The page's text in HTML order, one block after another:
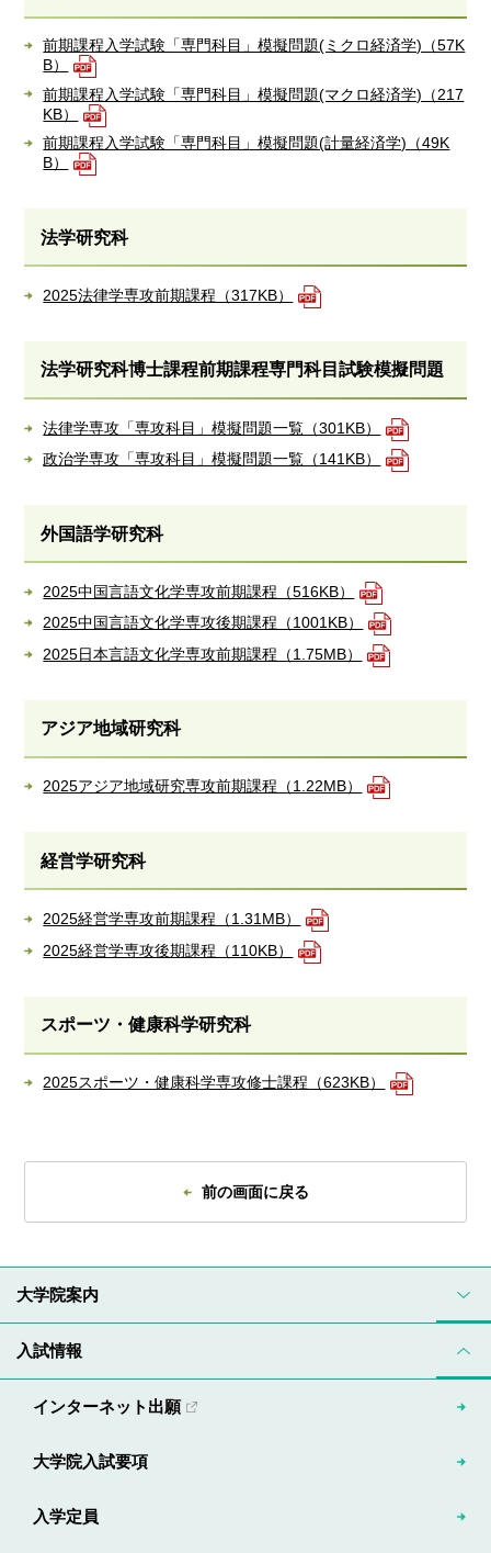
前期課程入学試験「専門科目」模擬問題(ミクロ経済学)（57K
B）
前期課程入学試験「専門科目」模擬問題(マクロ経済学)（217
KB）
前期課程入学試験「専門科目」模擬問題(計量経済学)（49K
B）
法学研究科
2025法律学専攻前期課程（317KB）
法学研究科博士課程前期課程専門科目試験模擬問題
法律学専攻「専攻科目」模擬問題一覧（301KB）
政治学専攻「専攻科目」模擬問題一覧（141KB）
外国語学研究科
2025中国言語文化学専攻前期課程（516KB）
2025中国言語文化学専攻後期課程（1001KB）
2025日本言語文化学専攻前期課程（1.75MB）
アジア地域研究科
2025アジア地域研究専攻前期課程（1.22MB）
経営学研究科
2025経営学専攻前期課程（1.31MB）
2025経営学専攻後期課程（110KB）
スポーツ・健康科学研究科
2025スポーツ・健康科学専攻修士課程（623KB）
前の画面に戻る
大学院案内
入試情報
インターネット出願
大学院入試要項
入学定員